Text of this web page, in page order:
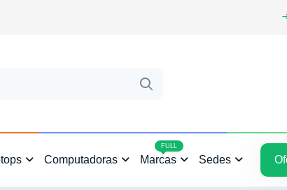
Computadoras Marcas
FULL
Sedes